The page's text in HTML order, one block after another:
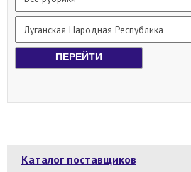
Каталог поставщиков